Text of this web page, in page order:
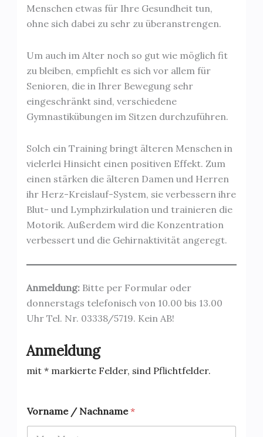
Menschen etwas für Ihre Gesundheit tun,
ohne sich dabei zu sehr zu überanstrengen.
Um auch im Alter noch so gut wie möglich fit
zu bleiben, empfiehlt es sich vor allem für
Senioren, die in Ihrer Bewegung sehr
eingeschränkt sind, verschiedene
Gymnastikübungen im Sitzen durchzuführen.
Solch ein Training bringt älteren Menschen in
vielerlei Hinsicht einen positiven Effekt. Zum
einen stärken die älteren Damen und Herren
ihr Herz-Kreislauf-System, sie verbessern ihre
Blut- und Lymphzirkulation und trainieren die
Motorik. Außerdem wird die Konzentration
verbessert und die Gehirnaktivität angeregt.
Anmeldung:Bitte per Formular oder
donnerstags telefonisch von 10.00 bis 13.00
Uhr Tel. Nr. 03338/5719. Kein AB!
Anmeldung
mit * markierte Felder, sind Pflichtfelder.
Vorname / Nachname*